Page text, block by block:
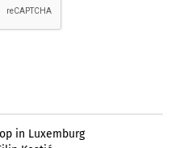
in Luxemburg